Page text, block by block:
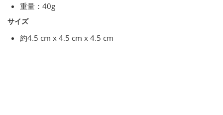
重量：40g
サイズ
約4.5 cm x 4.5 cm x 4.5 cm